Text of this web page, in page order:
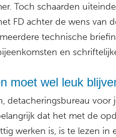
Toch schaarden
FD achter de wens van
technische
en
moet wel leuk
detacheringsbureau voor
dat het met de
werken is, is te lezen in